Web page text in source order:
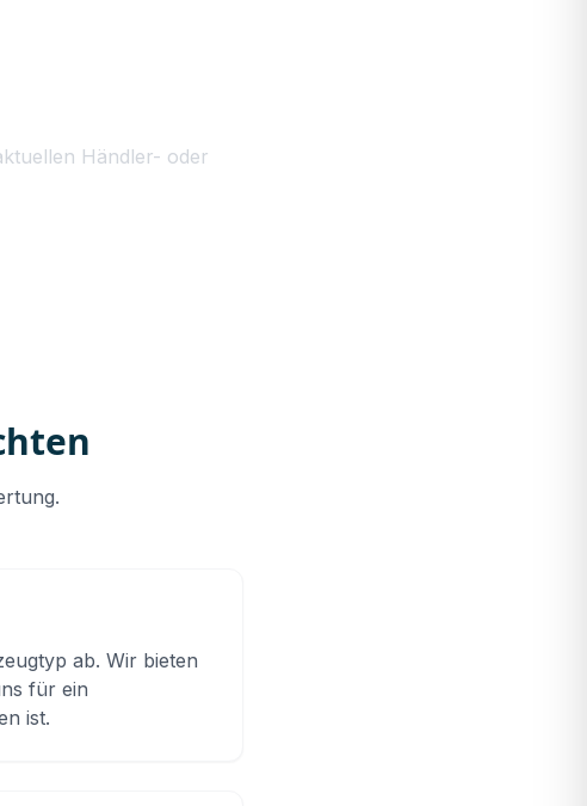
Händler- oder
ab. Wir bieten
für ein
ist.